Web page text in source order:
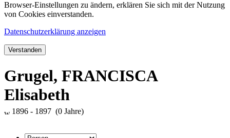
Browser-Einstellungen zu ändern, erklären Sie sich mit der Nutzung
von Cookies einverstanden.
Datenschutzerklärung anzeigen
Verstanden
Grugel, FRANCISCA
Elisabeth
1896 - 1897 (0 Jahre)